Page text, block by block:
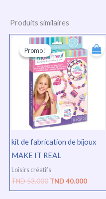
Produits similaires
Promo !
kit de fabrication de bijoux
MAKE IT REAL
Promo !
Loisirs créatifs
TND53.000
Le
prix
initial
était :
TND
53.000.
TND40.000
prix
actuel
est :
TND
40.000.